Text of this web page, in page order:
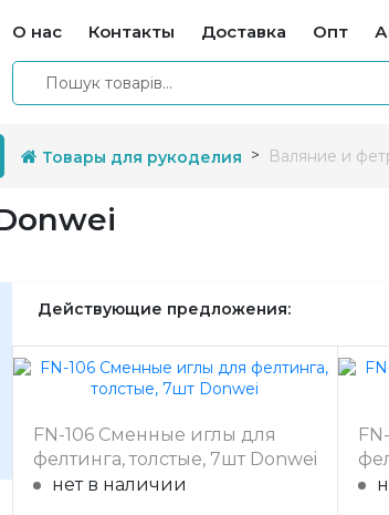
О нас Контакты Доставка Опт
Товары для рукоделия Валяние и
Действующие предложения:
FN-106 Сменные иглы для
фелтинга, толстые, 7шт Donwei
нет в наличии